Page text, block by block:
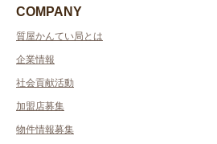
COMPANY
質屋かんてい局とは
企業情報
社会貢献活動
加盟店募集
物件情報募集